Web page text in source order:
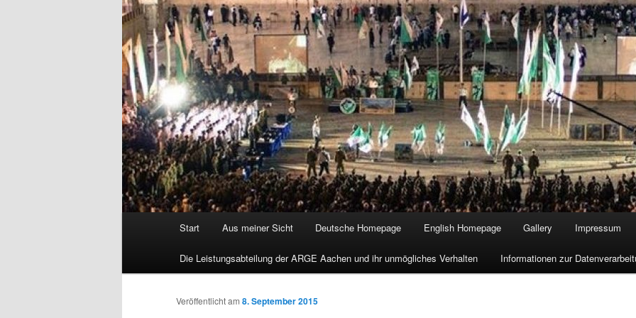
Start Aus meiner Sicht Deutsche Homepage English Homepage Gallery Impressum
Die Leistungsabteilung der ARGE Aachen und ihr unmögliches Verhalten Informationen zur
Veröffentlicht am 8. September 2015